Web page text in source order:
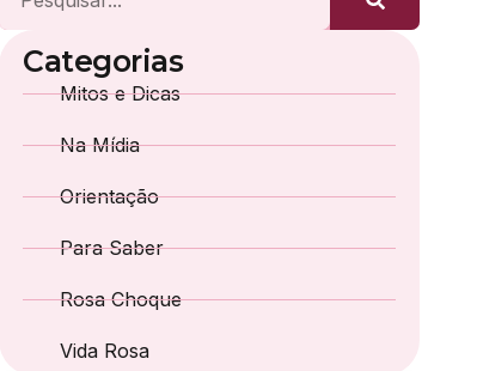
Categorias
Mitos e Dicas
Na Mídia
Orientação
Para Saber
Rosa Choque
Vida Rosa